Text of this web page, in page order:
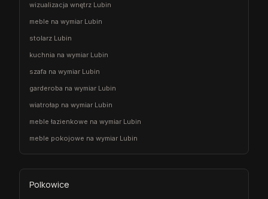
wizualizacja wnętrz Lubin
meble na wymiar Lubin
stolarz Lubin
kuchnia na wymiar Lubin
szafa na wymiar Lubin
garderoba na wymiar Lubin
wiatrołap na wymiar Lubin
meble łazienkowe na wymiar Lubin
meble pokojowe na wymiar Lubin
Polkowice